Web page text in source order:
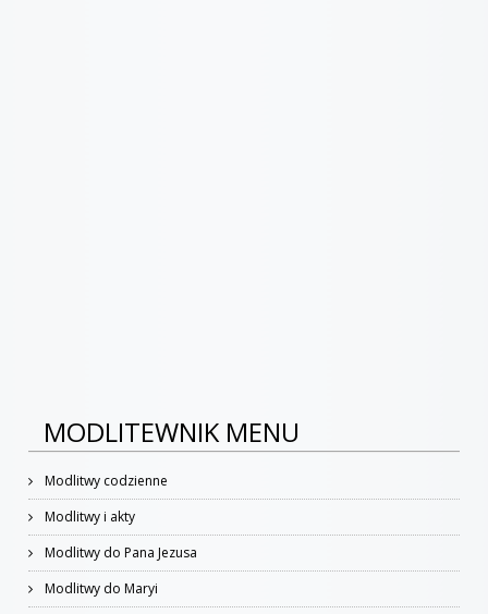
MODLITEWNIK MENU
Modlitwy codzienne
Modlitwy i akty
Modlitwy do Pana Jezusa
Modlitwy do Maryi